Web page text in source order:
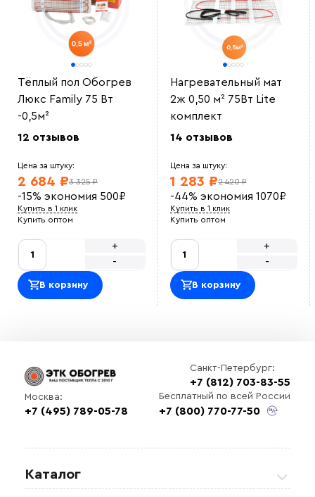
Тёплый пол Обогрев
Люкс Family 75 Вт
-0,5м²
12 отзывов
Цена за штуку:
3 325 ₽
2 684 ₽
-15% экономия 500₽
Купить в 1 клик
Купить оптом
-
+
В корзину
Нагревательный мат
2ж 0,50 м² 75Вт Lite
комплект
14 отзывов
Цена за штуку:
2 420 ₽
1 283 ₽
-44% экономия 1070₽
Купить в 1 клик
Купить оптом
-
+
В корзину
Санкт-Петербург:
+7 (812) 703-83-55
Москва:
+7 (495) 789-05-78
Бесплатный по всей России
+7 (800) 770-77-50
Каталог